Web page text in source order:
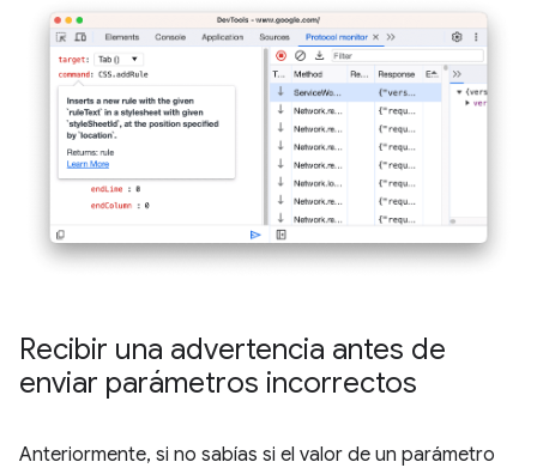
Recibir una advertencia antes de
enviar parámetros incorrectos
Anteriormente, si no sabías si el valor de un parámetro